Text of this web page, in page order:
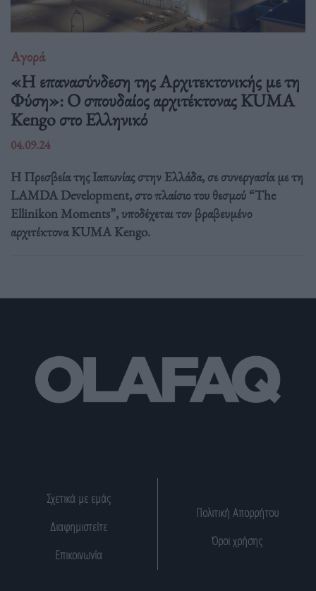
Αγορά
«Η επανασύνδεση της Αρχιτεκτονικής με τη
Φύση»: Ο σπουδαίος αρχιτέκτονας KUMA
Kengo στο Ελληνικό
04.09.24
Η Πρεσβεία της Ιαπωνίας στην Ελλάδα, σε συνεργασία με τη
LAMDA Development, στο πλαίσιο του θεσμού “The
Ellinikon Moments”, υποδέχεται τον βραβευμένο
αρχιτέκτονα KUMA Kengo.
Σχετικά με εμάς
Διαφημιστείτε
Επικοινωνία
Πολιτική Απορρήτου
Όροι χρήσης